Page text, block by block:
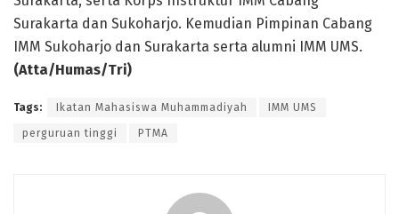
Surakarta dan Sukoharjo. Kemudian Pimpinan Cabang
IMM Sukoharjo dan Surakarta serta alumni IMM UMS.
(Atta/Humas/Tri)
Tags: Ikatan Mahasiswa Muhammadiyah IMM UMS
perguruan tinggi PTMA